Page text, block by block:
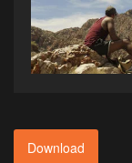
Download